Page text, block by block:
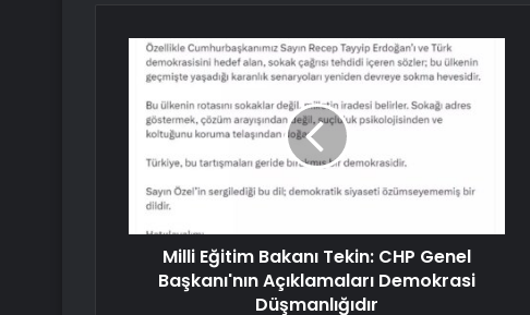
Milli Eğitim Bakanı Tekin: CHP Genel
Başkanı'nın Açıklamaları Demokrasi
Düşmanlığıdır